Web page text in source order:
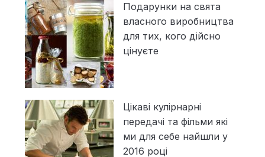
Подарунки на свята
власного виробництва
для тих, кого дійсно
цінуєте
Цікаві кулірнарні
передачі та фільми які
ми для себе найшли у
2016 році